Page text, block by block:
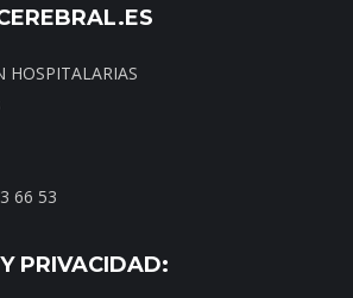
66 53
PRIVACIDAD: